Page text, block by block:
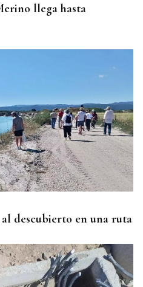
llega hasta
descubierto en una ruta